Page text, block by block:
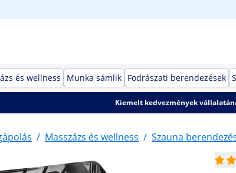
és wellness Munka sámlik Fodrászati berendezések
Kiemelt kedvezmények
/ Masszázs és wellness / Szauna